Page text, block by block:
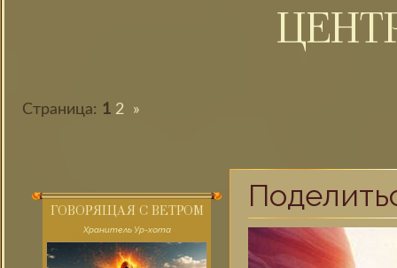
Страница: 1 2 »
ГОВОРЯЩАЯ С ВЕТРОМ
Хранитель Ур-хота